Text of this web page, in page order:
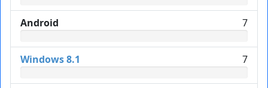
Android 7
Windows 8.1 7